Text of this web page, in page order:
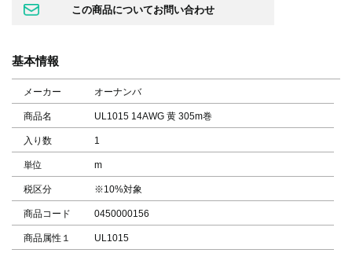
基本情報
メーカー オーナンバ
商品名 UL1015 14AWG 黄 305m巻
入り数 1
単位 m
税区分 ※10%対象
商品コード 0450000156
商品属性１ UL1015